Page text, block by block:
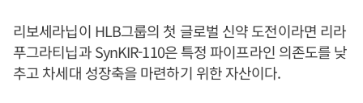
리보세라닙이 HLB그룹의 첫 글로벌 신약 도전이라면 리라
푸그라티닙과 SynKIR-110은 특정 파이프라인 의존도를 낮
추고 차세대 성장축을 마련하기 위한 자산이다.